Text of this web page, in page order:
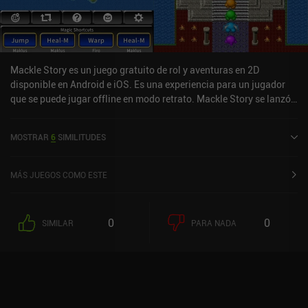
recompensas por temporada. Aunque son bastante divertidos, los
combates pueden durar más de 10 minutos y el emparejamiento
no siempre es bueno. Así que me quedé sobre todo con el PvE.
Vampire's Fall 2 se monetiza a través de un único anuncio
incentivado para obtener una pequeña cantidad de recursos, e
iAPs para la moneda que se utiliza para abrir los cofres que dejan
los monstruos. Para ser un juego de rol gratuito, no puede ser
mejor. Es el primer juego de rol en mucho tiempo que me ha hecho
Mackle Story es un juego gratuito de rol y aventuras en 2D
disponible en Android e iOS. Es una experiencia para un jugador
que se puede jugar offline en modo retrato. Mackle Story se lanzó
MOSTRAR 6 SIMILITUDES
MÁS JUEGOS COMO ESTE
SIMILAR 0 PARA NADA 0